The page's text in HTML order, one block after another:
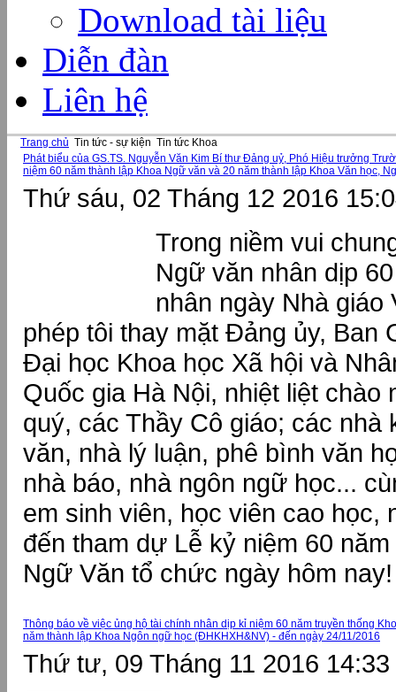
Download tài liệu
Diễn đàn
Liên hệ
Trang chủ Tin tức - sự kiện Tin tức Khoa
Phát biểu của GS.TS. Nguyễn Văn Kim Bí thư Đảng uỷ, Phó Hiệu trưởng
niệm 60 năm thành lập Khoa Ngữ văn và 20 năm thành lập Khoa Văn học,
Thứ sáu, 02 Tháng 12 2016
Trong niềm vui
Ngữ văn nhân dịp
nhân ngày Nhà giáo
phép tôi thay mặt Đảng ủy, Ban
Đại học Khoa học Xã hội và
Quốc gia Hà Nội, nhiệt liệt chào
quý, các Thầy Cô giáo; các nhà
văn, nhà lý luận, phê bình văn
nhà báo, nhà ngôn ngữ học...
em sinh viên, học viên cao học,
đến tham dự Lễ kỷ niệm 60
Ngữ Văn tổ chức ngày hôm nay!
Thông báo về việc ủng hộ tài chính nhân dịp kỉ niệm 60 năm truyền thống
năm thành lập Khoa Ngôn ngữ học (ĐHKHXH&NV) - đến ngày 24/11/2016
Thứ tư, 09 Tháng 11 2016 14:33